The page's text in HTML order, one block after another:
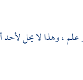
، وهذا لا يحل لأحد